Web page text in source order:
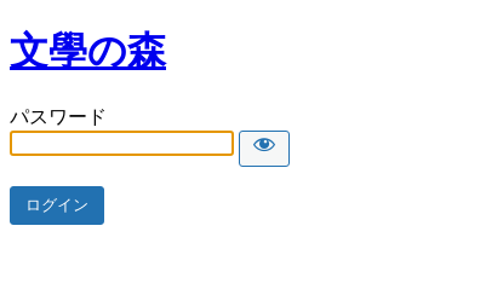
文學の森
パスワード